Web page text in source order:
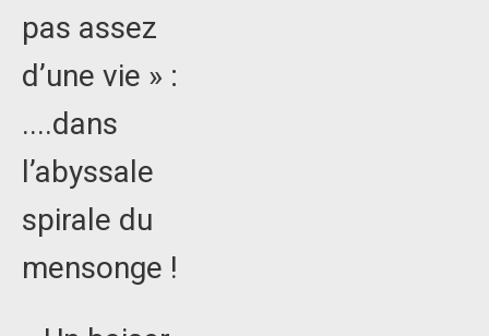
pas assez
d’une vie » :
....dans
l’abyssale
spirale du
mensonge !